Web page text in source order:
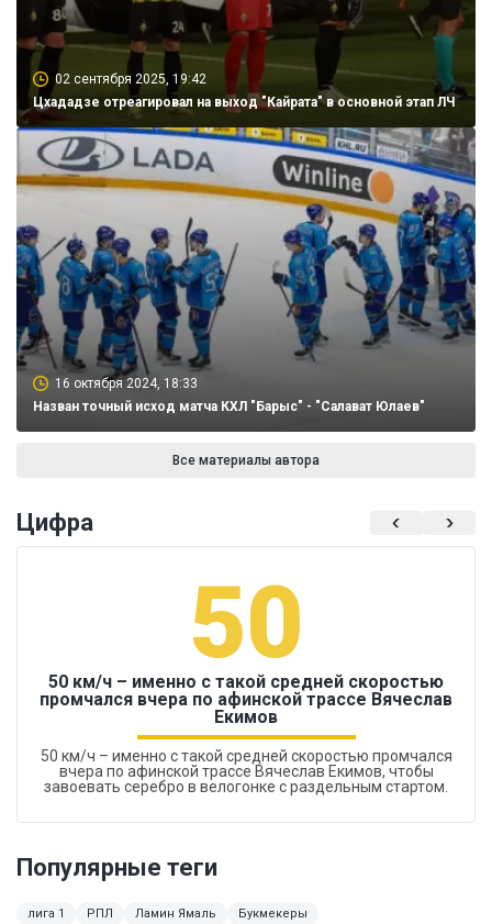
02 сентября 2025, 19:42
Цхададзе отреагировал на выход "Кайрата" в основной этап ЛЧ
16 октября 2024, 18:33
Назван точный исход матча КХЛ "Барыс" - "Салават Юлаев"
Все материалы автора
Цифра
50
50 км/ч – именно с такой средней скоростью
промчался вчера по афинской трассе Вячеслав
Екимов
50 км/ч – именно с такой средней скоростью промчался
вчера по афинской трассе Вячеслав Екимов, чтобы
завоевать серебро в велогонке с раздельным стартом.
Популярные теги
лига 1 РПЛ Ламин Ямаль
Букмекеры